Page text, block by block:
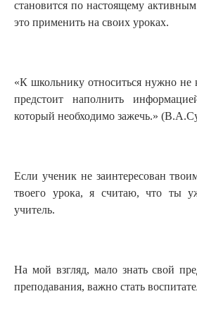
становится по настоящему
это применить на своих уроках.
«К школьнику относиться нужно не
предстоит наполнить
который необходимо зажечь.»
Если ученик не заинтересован
твоего урока, я считаю, что ты
учитель.
На мой взгляд, мало знать свой
преподавания, важно стать